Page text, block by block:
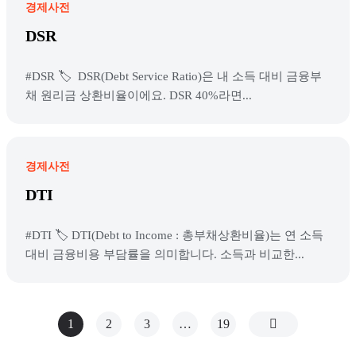
경제사전
DSR
#DSR 🏷️ DSR(Debt Service Ratio)은 내 소득 대비 금융부
채 원리금 상환비율이에요. DSR 40%라면...
경제사전
DTI
#DTI 🏷️ DTI(Debt to Income : 총부채상환비율)는 연 소득
대비 금융비용 부담률을 의미합니다. 소득과 비교한...
1 2 3 … 19